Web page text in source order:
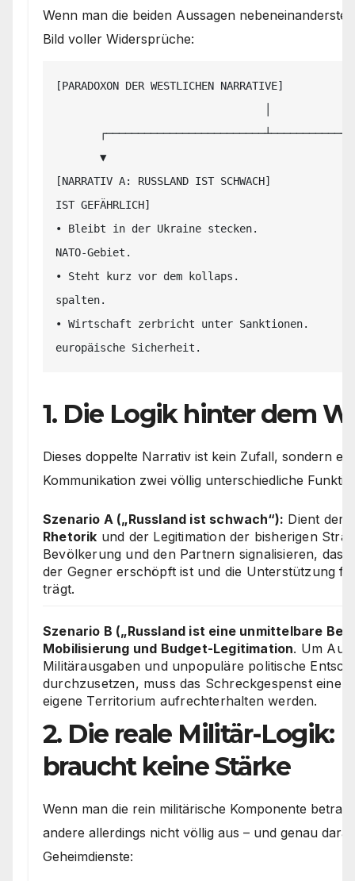
Wenn man die beiden Aussagen
Bild voller Widersprüche:
[PARADOXON DER WESTLICHEN NARRATIVE]
[NARRATIV A: RUSSLAND IST SCHWACH]
IST GEFÄHRLICH]
• Bleibt in der Ukraine stecken.
NATO-Gebiet.
• Steht kurz vor dem kollaps.
spalten.
• Wirtschaft zerbricht unter Sanktionen.
1. Die Logik hinter dem
Dieses doppelte Narrativ ist kein Zufall, sondern
Kommunikation zwei völlig unterschiedliche
Szenario A („Russland ist schwach“): Dient der
Rhetorik und der Legitimation der bisherigen
Bevölkerung und den Partnern signalisieren,
der Gegner erschöpft ist und die Unterstützung
trägt.
Szenario B („Russland ist eine unmittelbare
Mobilisierung und Budget-Legitimation. Um
Militärausgaben und unpopuläre politische
durchzusetzen, muss das Schreckgespenst
eigene Territorium aufrechterhalten werden.
2. Die reale Militär-Logik:
braucht keine Stärke
Wenn man die rein militärische Komponente
andere allerdings nicht völlig aus – und genau
Geheimdienste: